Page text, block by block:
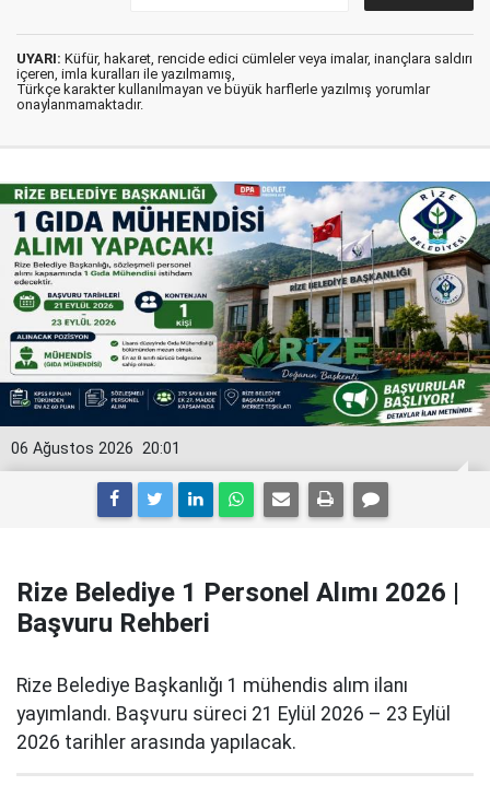
UYARI: Küfür, hakaret, rencide edici cümleler veya imalar, inançlara saldırı
içeren, imla kuralları ile yazılmamış,
Türkçe karakter kullanılmayan ve büyük harflerle yazılmış yorumlar
onaylanmamaktadır.
20:01
06 Ağustos 2026
Rize Belediye 1 Personel Alımı 2026 |
Başvuru Rehberi
Rize Belediye Başkanlığı 1 mühendis alım ilanı
yayımlandı. Başvuru süreci 21 Eylül 2026 – 23 Eylül
2026 tarihler arasında yapılacak.